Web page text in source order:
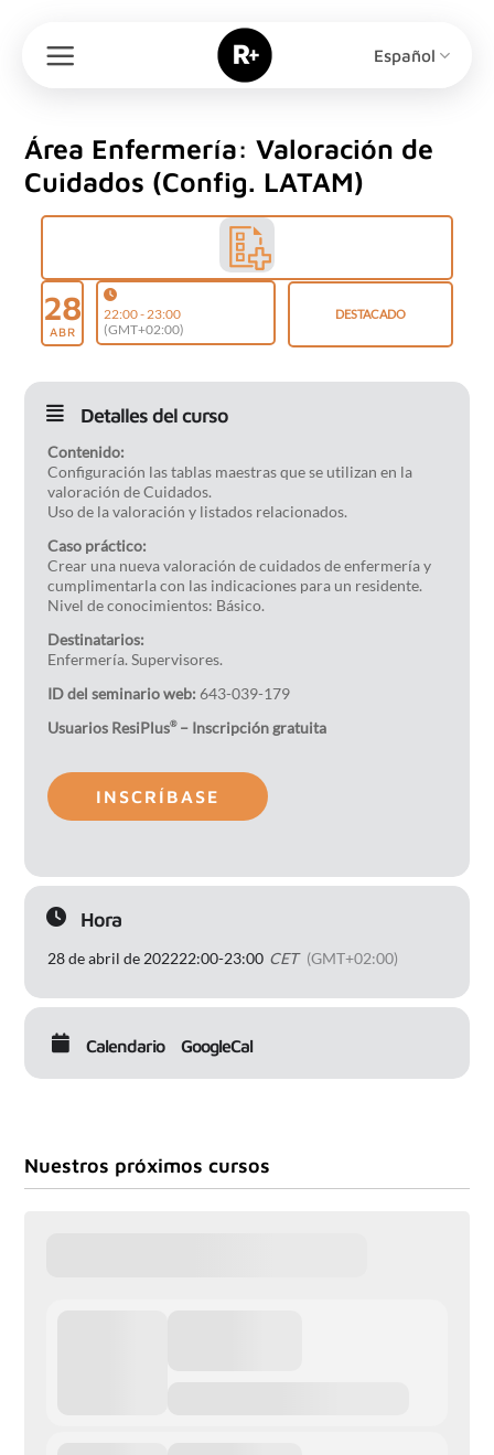
contenido
Español
Área Enfermería: Valoración de
Cuidados (Config. LATAM)
28
ABR
22:00 - 23:00
(GMT+02:00)
DESTACADO
Detalles del curso
Contenido:
Configuración las tablas maestras que se utilizan en la
valoración de Cuidados.
Uso de la valoración y listados relacionados.
Caso práctico:
Crear una nueva valoración de cuidados de enfermería y
cumplimentarla con las indicaciones para un residente.
Nivel de conocimientos: Básico.
Destinatarios:
Enfermería. Supervisores.
ID del seminario web: 643-039-179
Usuarios ResiPlus®– Inscripción gratuita
INSCRÍBASE
Hora
28 de abril de 202222:00-23:00 CET (GMT+02:00)
Calendario GoogleCal
Nuestros próximos cursos